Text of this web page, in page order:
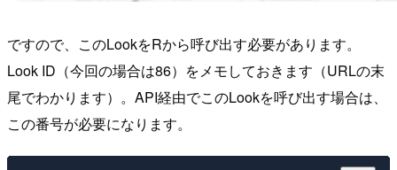
ですので、このLookをRから呼び出す必要があります。
Look ID（今回の場合は86）をメモしておきます（URLの末
尾でわかります）。API経由でこのLookを呼び出す場合は、
この番号が必要になります。